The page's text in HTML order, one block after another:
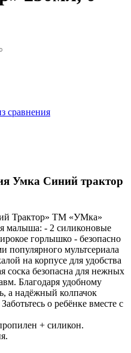
сравнения
Умка Синий трактор
Трактор» ТМ «УМка»
малыша: - 2 силиконовые
горлышко - безопасно
популярного мультсериала
на корпусе для удобства
соска безопасна для нежных
Благодаря удобному
а надёжный колпачок
о ребёнке вместе с
+ силикон.